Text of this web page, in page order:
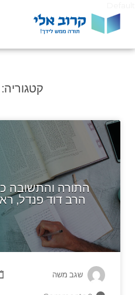
קטגוריה:
התורה והתשובה
הרב דוד פנדל,
שגב משה